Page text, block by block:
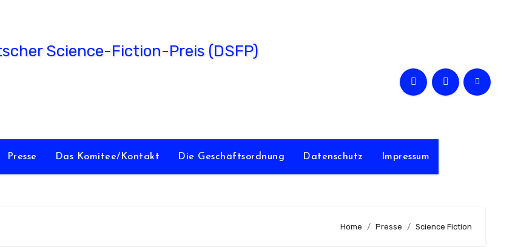
Presse Das Komitee/Kontakt Die Geschäftsordnung Datenschutz Impressum
Home Presse Science Fiction